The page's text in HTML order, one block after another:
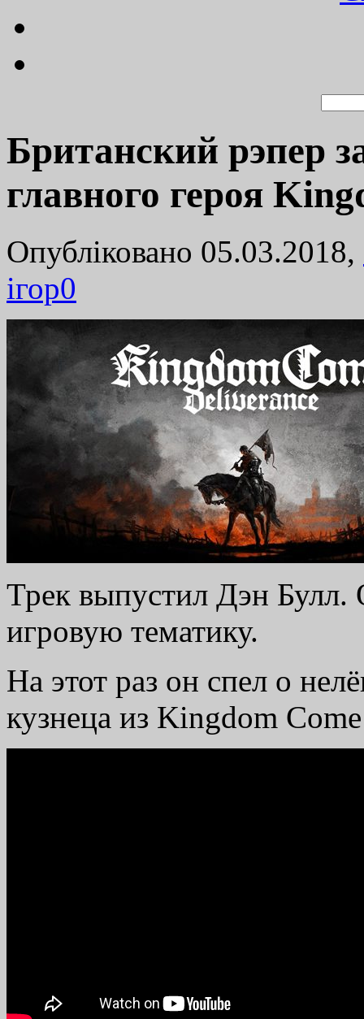
Британский рэпер
главного героя
Опубліковано 05.03.2018,
ігор0
Трек выпустил Дэн Булл.
игровую тематику.
На этот раз он спел о
кузнеца из Kingdom